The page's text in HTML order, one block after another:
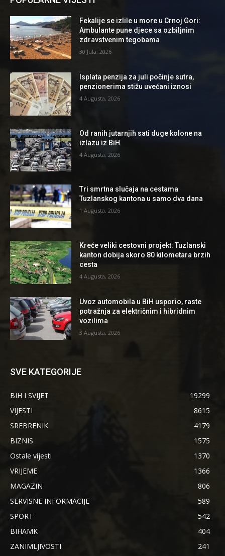
Fekalije se izlile u more u Crnoj Gori:
Ambulante pune djece sa ozbiljnim
zdravstvenim tegobama
30 Jula, 2026
Isplata penzija za juli počinje sutra,
penzionerima stižu uvećani iznosi
4 Augusta, 2026
Od ranih jutarnjih sati duge kolone na
izlazu iz BiH
4 Augusta, 2026
Tri smrtna slučaja na cestama
Tuzlanskog kantona u samo dva dana
1 Augusta, 2026
Kreće veliki cestovni projekt: Tuzlanski
kanton dobija skoro 80 kilometara brzih
cesta
4 Augusta, 2026
Uvoz automobila u BiH usporio, raste
potražnja za električnim i hibridnim
vozilima
3 Augusta, 2026
SVE KATEGORIJE
BIH I SVIJET
19299
VIJESTI
8615
SREBRENIK
4179
BIZNIS
1575
Ostale vijesti
1370
VRIJEME
1366
MAGAZIN
806
SERVISNE INFORMACIJE
589
SPORT
542
BIHAMK
404
ZANIMLJIVOSTI
241